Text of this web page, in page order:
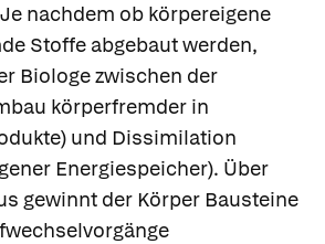
nachdem ob körpereigene
Stoffe abgebaut werden,
Biologe zwischen der
körperfremder in
und Dissimilation
Energiespeicher). Über
gewinnt der Körper Bausteine